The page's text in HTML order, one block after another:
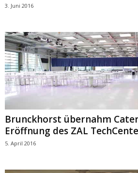
3. Juni 2016
Brunckhorst übernahm
Eröffnung des ZAL
5. April 2016